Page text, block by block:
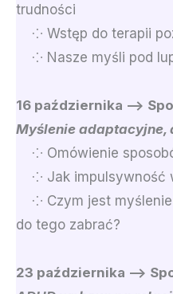
trudności
⁘ Wstęp do terapii
⁘ Nasze myśli pod
16 października –>
Myślenie adaptacyjne,
⁘ Omówienie
⁘ Jak impulsywność
⁘ Czym jest myślenie
do tego zabrać?
23 października –>